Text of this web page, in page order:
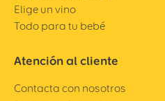
Elige un vino
Todo para tu bebé
Atención al cliente
Contacta con nosotros